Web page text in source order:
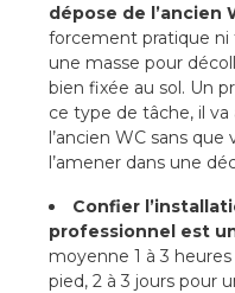
dépose de l’ancien
forcement pratique ni
une masse pour
bien fixée au sol. Un
ce type de tâche, il va
l’ancien WC sans
l’amener dans une
Confier
professionnel est
moyenne 1 à 3
pied, 2 à 3 jours pour